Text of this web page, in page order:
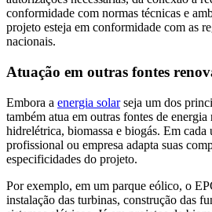
conformidade com normas técnicas e
projeto esteja em conformidade com as
nacionais.
Atuação em outras fontes
Embora a energia solarseja um dos
também atua em outras fontes de
hidrelétrica, biomassa e biogás. Em cada
profissional ou empresa adapta suas
especificidades do projeto.
Por exemplo, em um parque eólico, o
instalação das turbinas, construção das